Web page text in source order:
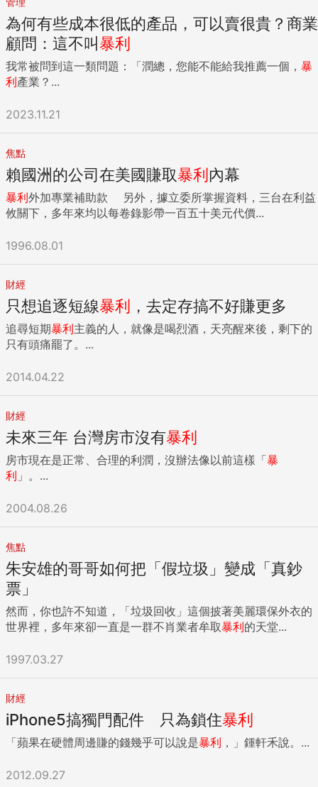
為何有些成本很低的產品，可以賣很貴？商業
顧問：這不叫暴利
我常被問到這一類問題：「潤總，您能不能給我推薦一個， 暴
利產業？...
2023.11.21
焦點
賴國洲的公司在美國賺取暴利內幕
暴利外加專業補助款 另外，據立委所掌握資料，三台在利益
攸關下，多年來均以每卷錄影帶一百五十美元代價...
1996.08.01
財經
只想追逐短線暴利 ，去定存搞不好賺更多
追尋短期暴利主義的人，就像是喝烈酒，天亮醒來後，剩下的
只有頭痛罷了。...
2014.04.22
財經
未來三年 台灣房市沒有暴利
房市現在是正常、合理的利潤，沒辦法像以前這樣「暴
利 」。...
2004.08.26
焦點
朱安雄的哥哥如何把「假垃圾」變成「真鈔
票」
然而，你也許不知道，「垃圾回收」這個披著美麗環保外衣的
世界裡，多年來卻一直是一群不肖業者牟取暴利的天堂...
1997.03.27
財經
iPhone5搞獨門配件 只為鎖住暴利
「蘋果在硬體周邊賺的錢幾乎可以說是暴利 ，」鍾軒禾說。...
2012.09.27